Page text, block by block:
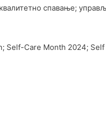
спавање;
Self-Care Month 2024;